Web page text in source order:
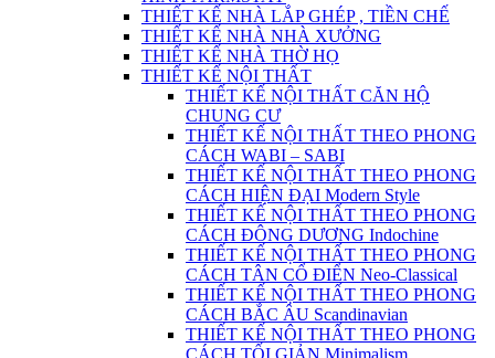
THIẾT KẾ NHÀ LẮP GHÉP , TIỀN CHẾ
THIẾT KẾ NHÀ NHÀ XƯỞNG
THIẾT KẾ NHÀ THỜ HỌ
THIẾT KẾ NỘI THẤT
THIẾT KẾ NỘI THẤT CĂN HỘ
CHUNG CƯ
THIẾT KẾ NỘI THẤT THEO PHONG
CÁCH WABI – SABI
THIẾT KẾ NỘI THẤT THEO PHONG
CÁCH HIỆN ĐẠI Modern Style
THIẾT KẾ NỘI THẤT THEO PHONG
CÁCH ĐÔNG DƯƠNG Indochine
THIẾT KẾ NỘI THẤT THEO PHONG
CÁCH TÂN CỔ ĐIỂN Neo-Classical
THIẾT KẾ NỘI THẤT THEO PHONG
CÁCH BẮC ÂU Scandinavian
THIẾT KẾ NỘI THẤT THEO PHONG